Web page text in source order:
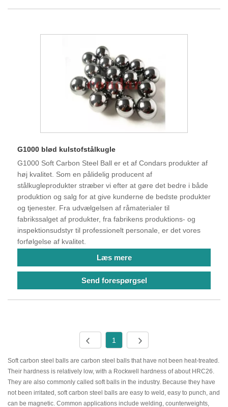
G1000 blød kulstofstålkugle
G1000 Soft Carbon Steel Ball er et af Condars produkter af
høj kvalitet. Som en pålidelig producent af
stålkugleprodukter stræber vi efter at gøre det bedre i både
produktion og salg for at give kunderne de bedste produkter
og tjenester. Fra udvælgelsen af ​​råmaterialer til
fabrikssalget af produkter, fra fabrikens produktions- og
inspektionsudstyr til professionelt personale, er det vores
forfølgelse af kvalitet.
Læs mere
Send forespørgsel
1
Soft carbon steel balls are carbon steel balls that have not been heat-treated.
Their hardness is relatively low, with a Rockwell hardness of about HRC26.
They are also commonly called soft balls in the industry. Because they have
not been irritated, soft carbon steel balls are easy to weld, easy to punch, and
can be magnetic. Common applications include welding, counterweights,